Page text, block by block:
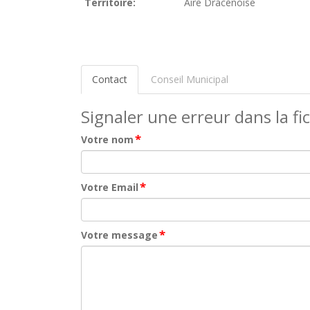
Territoire: Aire Dracénoise
Contact Conseil Municipal
Signaler une erreur dans la
Votre nom*
Votre Email*
Votre message*